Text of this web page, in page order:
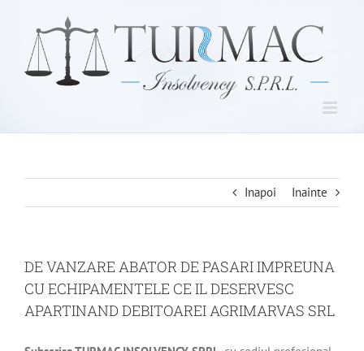
content
Inapoi Inainte
DE VANZARE ABATOR DE PASARI IMPREUNA
CU ECHIPAMENTELE CE IL DESERVESC
APARTINAND DEBITOAREI AGRIMARVAS SRL